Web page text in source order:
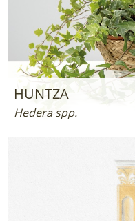
HUNTZA
Hedera spp.